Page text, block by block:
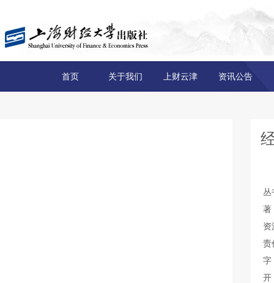
首页 关于我们 上财云津 资讯公告
丛
著
资
责